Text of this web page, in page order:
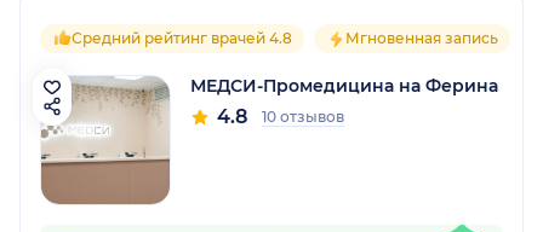
Средний рейтинг врачей 4.8 Мгновенная запись
МЕДСИ-Промедицина на Ферина
4.8 10 отзывов